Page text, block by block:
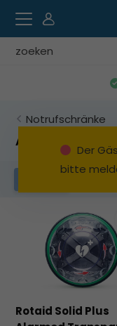
Der
bitte
Notrufschränke
AED
Rotaid Solid Plus